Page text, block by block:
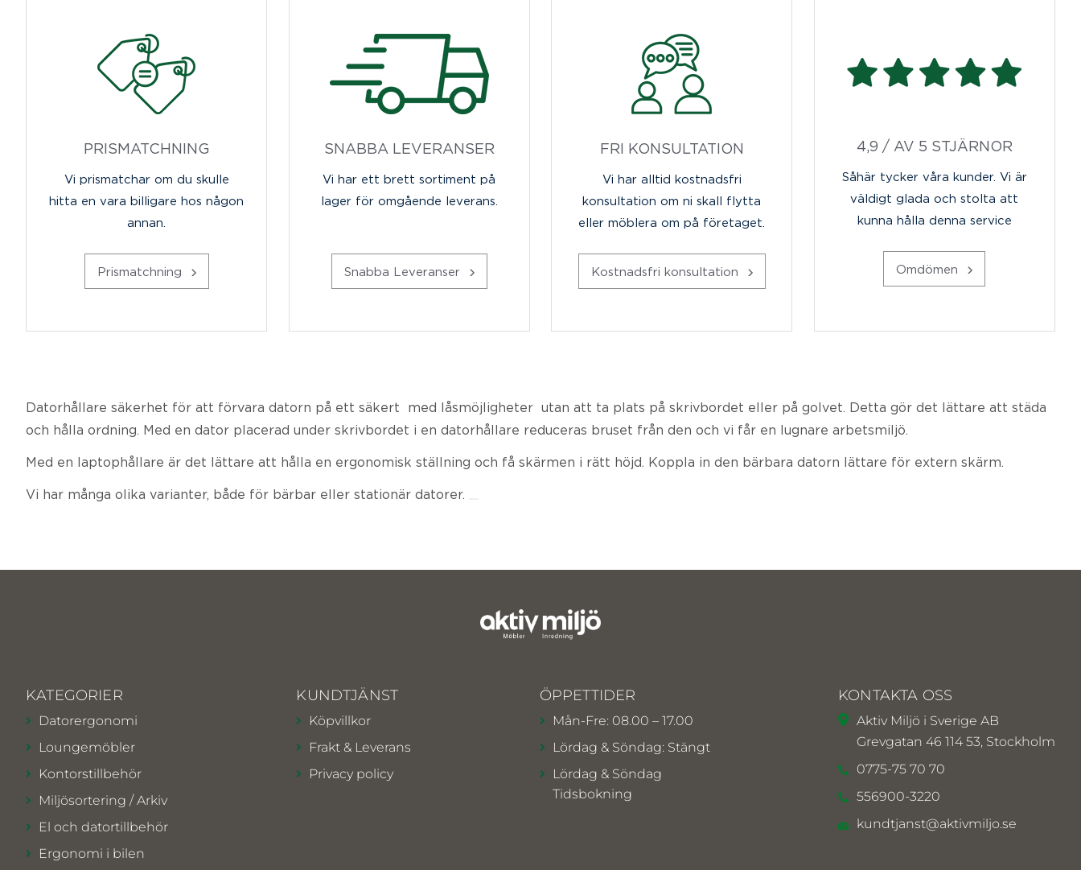
PRISMATCHNING
Vi prismatchar om du skulle
hitta en vara billigare hos någon
annan.
Prismatchning
SNABBA LEVERANSER
Vi har ett brett sortiment på
lager för omgående leverans.
Snabba Leveranser
FRI KONSULTATION
Vi har alltid kostnadsfri
konsultation om ni skall flytta
eller möblera om på företaget.
Kostnadsfri konsultation
4,9 / AV 5 STJÄRNOR
Såhär tycker våra kunder. Vi är
väldigt glada och stolta att
kunna hålla denna service
Omdömen
Datorhållare säkerhet för att förvara datorn på ett säkert med låsmöjligheter utan att ta plats på skrivbordet eller på golvet. Detta gör det lättare att städa
och hålla ordning. Med en dator placerad under skrivbordet i en datorhållare reduceras bruset från den och vi får en lugnare arbetsmiljö.
Med en laptophållare är det lättare att hålla en ergonomisk ställning och få skärmen i rätt höjd. Koppla in den bärbara datorn lättare för extern skärm.
Vi har många olika varianter, både för bärbar eller stationär datorer.
KATEGORIER
Datorergonomi
Loungemöbler
Kontorstillbehör
Miljösortering / Arkiv
El och datortillbehör
Ergonomi i bilen
KUNDTJÄNST
Köpvillkor
Frakt & Leverans
Privacy policy
ÖPPETTIDER
Mån-Fre: 08.00 – 17.00
Lördag & Söndag: Stängt
Lördag & Söndag
Tidsbokning
KONTAKTA OSS
Aktiv Miljö i Sverige AB
Grevgatan 46 114 53, Stockholm
0775-75 70 70
556900-3220
kundtjanst@aktivmiljo.se